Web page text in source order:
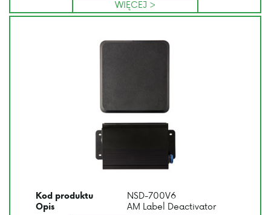
WIĘCEJ >
Kod produktu NSD-700V6
Opis
AM Label Deactivator